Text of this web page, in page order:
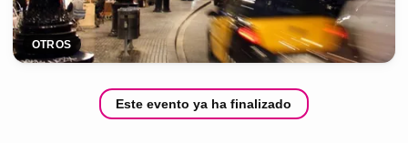
OTROS
Este evento ya ha finalizado